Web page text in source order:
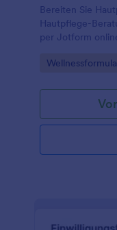
Bereiten Sie
Hautpflege-
per Jotform
Empfehlungen
Go to Category: